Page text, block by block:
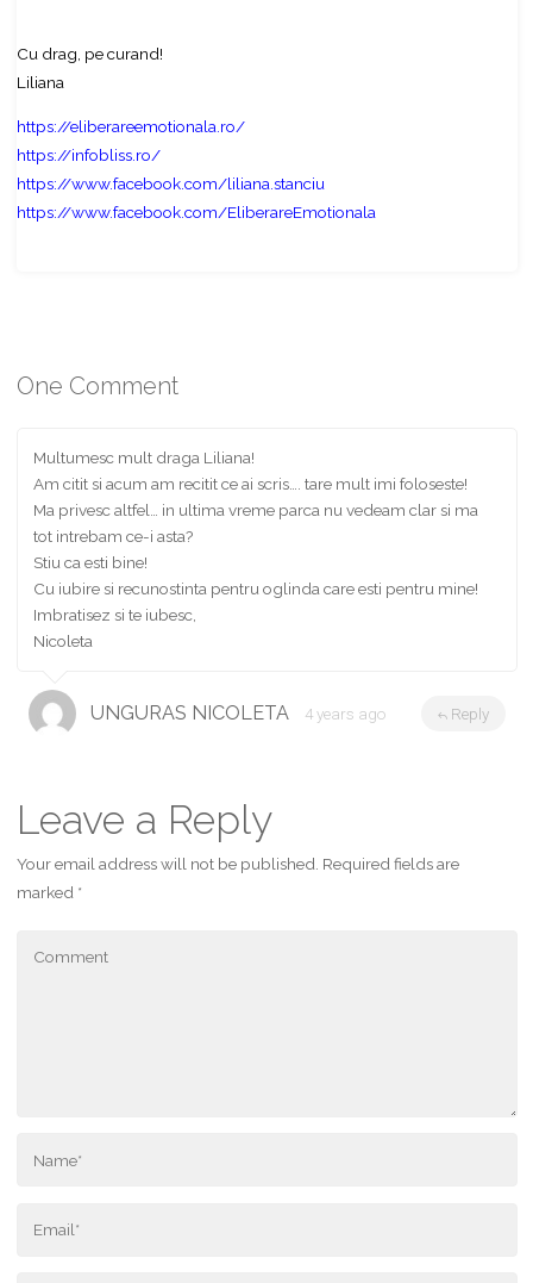
Cu drag, pe curand!
Liliana
https://eliberareemotionala.ro/
https://infobliss.ro/
https://www.facebook.com/liliana.stanciu
https://www.facebook.com/EliberareEmotionala
One Comment
Multumesc mult draga Liliana!
Am citit si acum am recitit ce ai scris…. tare mult imi foloseste!
Ma privesc altfel… in ultima vreme parca nu vedeam clar si ma
tot intrebam ce-i asta?
Stiu ca esti bine!
Cu iubire si recunostinta pentru oglinda care esti pentru mine!
Imbratisez si te iubesc,
Nicoleta
UNGURAS NICOLETA 4 years ago Reply
Leave a Reply
Your email address will not be published. Required fields are
marked *